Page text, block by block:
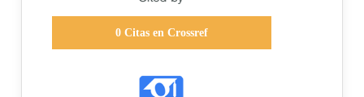
0Citas en Crossref